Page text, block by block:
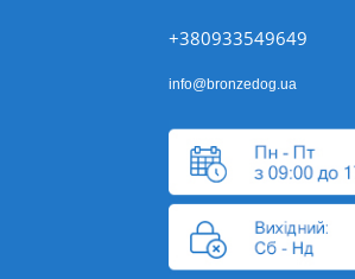
+380933549649
info@bronzedog.ua